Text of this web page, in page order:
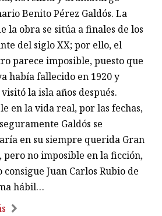
Benito Pérez Galdós. La
la obra se sitúa a finales de los
del siglo XX; por ello, el
parece imposible, puesto que
había fallecido en 1920 y
la isla años después.
en la vida real, por las fechas,
Galdós se
en su siempre querida Gran
pero no imposible en la ficción,
consigue Juan Carlos Rubio de
hábil…